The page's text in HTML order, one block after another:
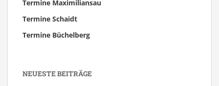
Termine Maximiliansau
Termine Schaidt
Termine Büchelberg
NEUESTE BEITRÄGE